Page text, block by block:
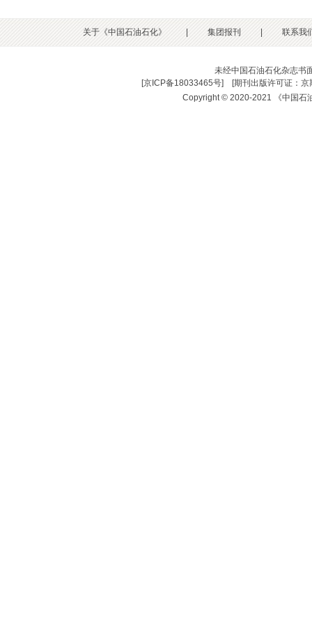
关于《中国石油石化》 集团报刊 联系我
未经中国石油石化杂志书
[京ICP备18033465号] [期刊出版许可证：
Copyright © 2020-2021 《中国石